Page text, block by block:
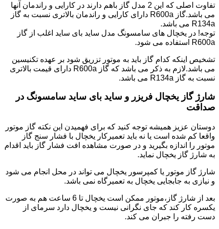
تفاوت اصلی که این 2 مدل گاز باهم دارند در کارایی و راندمان آنها
می باشد.گاز R600a دارای کارایی و راندمان بالاتری نسبت به گاز
R134a می باشد.
توجه! در یخچال های سامسونگ مدل ساید بای ساید اغلب از گاز
R600a استفاده می شود.
تشخیص اینکه کدام گاز باید به موتور تزریق شود بر عهده تکنیسین
می باشد.لازم به ذکر می باشد که گاز R600a دارای قیمت بالاتری
نسبت به گاز R134a می باشد.
شارژ گاز یخچال فریزر و ساید بای ساید سامسونگ در
صداقت
دوستان عزیز همیشه توجه کنید که برای فهمیدن این نکته گاز موتور
واقعا کم شده است یا نه باید تعمیرکار یخچال با فشار سنج گاز
موتور را اندازه بگیرید و در صورت مشاهده افت فشار گاز باید اقدام
به شارژ گاز یخچال نماید.
شارژ گاز موتور یا کمپرسور یخچال می تواند در محل انجام می شود
و نیازی به جابجایی یخچال به تعمیرگاه نمی باشد.
بعد از شارژ گاز،موتور ممکن است یخچال تا 6 ساعت هم به صورت
یکسره کار کند که جای نگرانی نیست و یخچال دارد سرمای از
دست رفته را جبران می کند.